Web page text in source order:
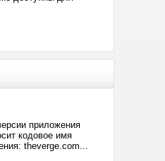
приложения
кодовое имя
theverge.com...